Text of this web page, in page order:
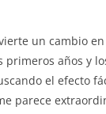
un cambio
años y
el efecto
parece